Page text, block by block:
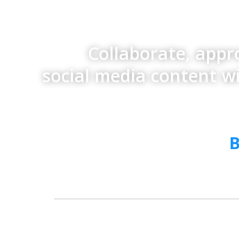
Collaborate,
social media content